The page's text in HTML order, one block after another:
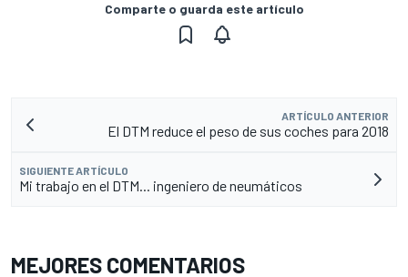
Comparte o guarda este artículo
ARTÍCULO ANTERIOR
El DTM reduce el peso de sus coches para 2018
SIGUIENTE ARTÍCULO
Mi trabajo en el DTM... ingeniero de neumáticos
MEJORES COMENTARIOS